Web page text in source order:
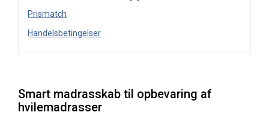
Prismatch
Handelsbetingelser
Smart madrasskab til opbevaring af
hvilemadrasser